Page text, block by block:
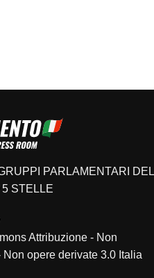
PARLAMENTARI DEL
5 STELLE
Attribuzione - Non
opere derivate 3.0 Italia